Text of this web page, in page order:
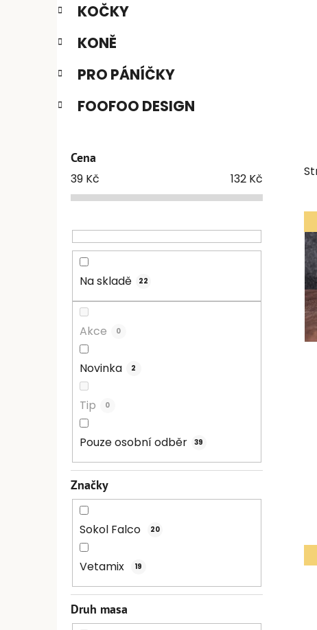
KOČKY
KONĚ
PRO PÁNÍČKY
FOOFOO DESIGN
Cena
39 Kč 132 Kč
Na skladě 22
Akce 0
Novinka 2
Tip 0
Pouze osobní odběr 39
Značky
Sokol Falco 20
Vetamix 19
Druh masa
V
ý
p
i
s
p
r
o